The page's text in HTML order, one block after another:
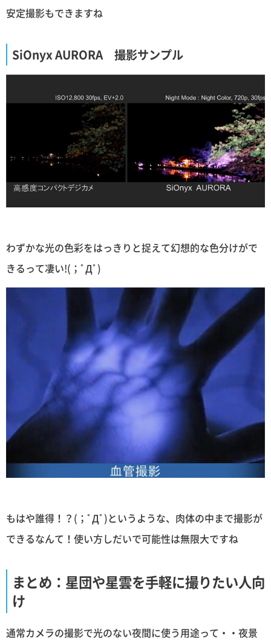
安定撮影もできますね
SiOnyx AURORA 撮影サンプル
わずかな光の色彩をはっきりと捉えて幻想的な色分けがで
きるって凄い!(；ﾟДﾟ)
もはや誰得！？(；ﾟДﾟ)というような、肉体の中まで撮影が
できるなんて！使い方しだいで可能性は無限大ですね
まとめ：星団や星雲を手軽に撮りたい人向
け
通常カメラの撮影で光のない夜間に使う用途って・・夜景